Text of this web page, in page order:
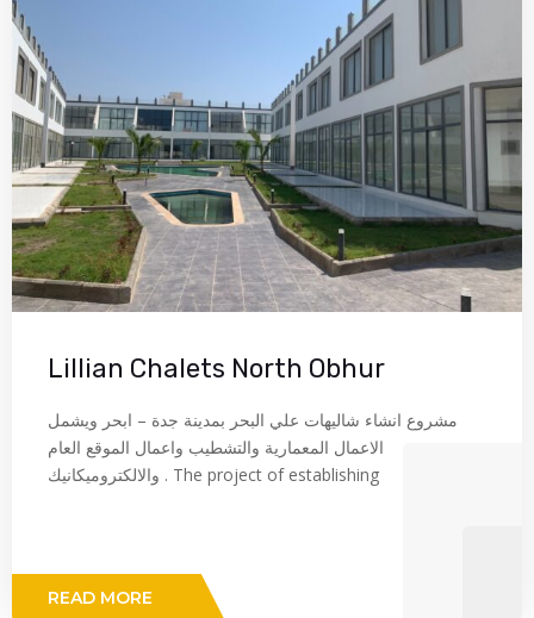
Lillian Chalets North Obhur
مشروع انشاء شاليهات علي البحر بمدينة جدة – ابحر ويشمل
الاعمال المعمارية والتشطيب واعمال الموقع العام
والالكتروميكانيك . The project of establishing
READ MORE